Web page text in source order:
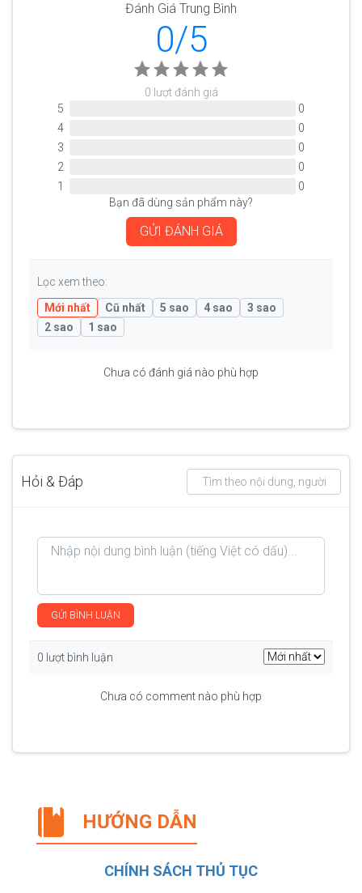
Đánh Giá Trung Bình
0/5
0 lượt đánh giá
5
0
4
0
3
0
2
0
1
0
Bạn đã dùng sản phẩm này?
GỬI ĐÁNH GIÁ
Lọc xem theo:
Mới nhất
Cũ nhất 5 sao 4 sao
3 sao
2 sao
1 sao
Chưa có đánh giá nào phù hợp
Hỏi & Đáp
GỬI BÌNH LUẬN
0 lượt bình luận
Chưa có comment nào phù hợp
HƯỚNG DẪN
CHÍNH SÁCH THỦ TỤC